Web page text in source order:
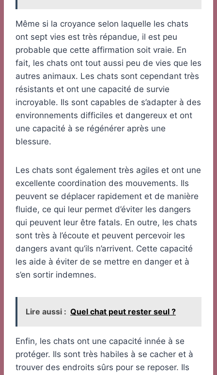
Même si la croyance selon laquelle les chats
ont sept vies est très répandue, il est peu
probable que cette affirmation soit vraie. En
fait, les chats ont tout aussi peu de vies que les
autres animaux. Les chats sont cependant très
résistants et ont une capacité de survie
incroyable. Ils sont capables de s’adapter à des
environnements difficiles et dangereux et ont
une capacité à se régénérer après une
blessure.
Les chats sont également très agiles et ont une
excellente coordination des mouvements. Ils
peuvent se déplacer rapidement et de manière
fluide, ce qui leur permet d’éviter les dangers
qui peuvent leur être fatals. En outre, les chats
sont très à l’écoute et peuvent percevoir les
dangers avant qu’ils n’arrivent. Cette capacité
les aide à éviter de se mettre en danger et à
s’en sortir indemnes.
Lire aussi : Quel chat peut rester seul ?
Enfin, les chats ont une capacité innée à se
protéger. Ils sont très habiles à se cacher et à
trouver des endroits sûrs pour se reposer. Ils